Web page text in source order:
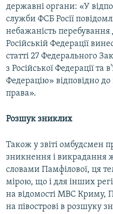
державні органи: «У
служби ФСБ Росії
небажаність
Російській Федерації
статті 27 Федерального
з Російської Федерації та
Федерацію» відповідно
права».
Розшук зниклих
Також у звіті омбудсмен
зникнення і викрадання
словами Памфілової, ця
мірою, що і для інших
на відомості МВС Криму,
на півострові в розшуку